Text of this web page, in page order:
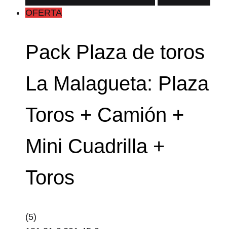
OFERTA
Pack Plaza de toros
La Malagueta: Plaza
Toros + Camión +
Mini Cuadrilla +
Toros
(5)